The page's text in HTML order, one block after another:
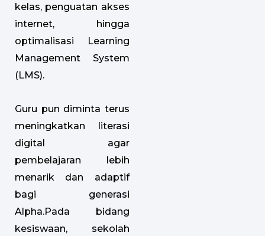
kelas, penguatan akses
internet, hingga
optimalisasi Learning
Management System
(LMS).
Guru pun diminta terus
meningkatkan literasi
digital agar
pembelajaran lebih
menarik dan adaptif
bagi generasi
Alpha.Pada bidang
kesiswaan, sekolah